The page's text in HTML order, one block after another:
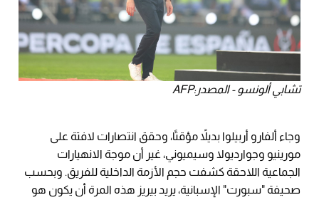
تشابي ألونسو - المصدر:AFP
وجاء ألفارو أربيلوا بديلاً مؤقتًا، وحقق انتصارات لافتة على
مورينيو وجوارديولا وسيميوني، غير أن موجة الانهيارات
الجماعية اللاحقة كشفت حجم الأزمة الداخلية للفريق. وبحسب
صحيفة "سبورت" الإسبانية، يريد بيريز هذه المرة أن يكون هو